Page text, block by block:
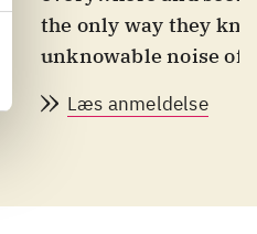
the only way they
unknowable noise of
Læs anmeldelse